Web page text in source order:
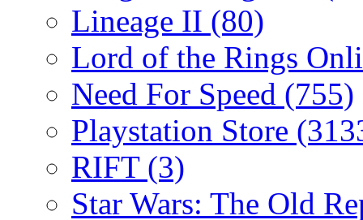
Lineage II (80)
Lord of the Rings
Need For Speed (755)
Playstation Store
RIFT (3)
Star Wars: The Old